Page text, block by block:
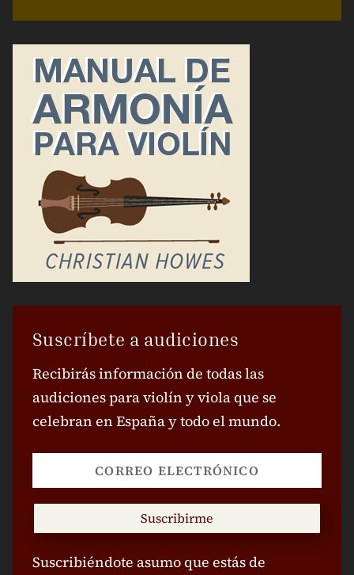
Suscríbete a audiciones
Recibirás información de todas las
audiciones para violín y viola que se
celebran en España y todo el mundo.
Suscribirme
Suscribiéndote asumo que estás de